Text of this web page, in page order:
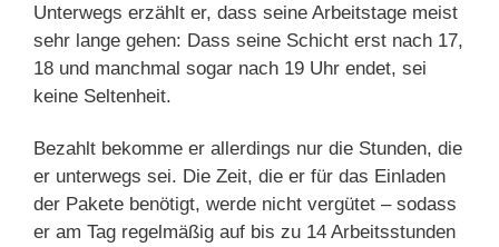
Unterwegs erzählt er, dass seine Arbeitstage meist
sehr lange gehen: Dass seine Schicht erst nach 17,
18 und manchmal sogar nach 19 Uhr endet, sei
keine Seltenheit.
Bezahlt bekomme er allerdings nur die Stunden, die
er unterwegs sei. Die Zeit, die er für das Einladen
der Pakete benötigt, werde nicht vergütet – sodass
er am Tag regelmäßig auf bis zu 14 Arbeitsstunden